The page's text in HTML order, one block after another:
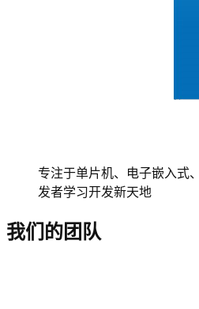
专注于单片机、电子嵌入式
发者学习开发新天地
我们的团队